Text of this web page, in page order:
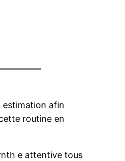
estimation afin
routine en
e attentive tous